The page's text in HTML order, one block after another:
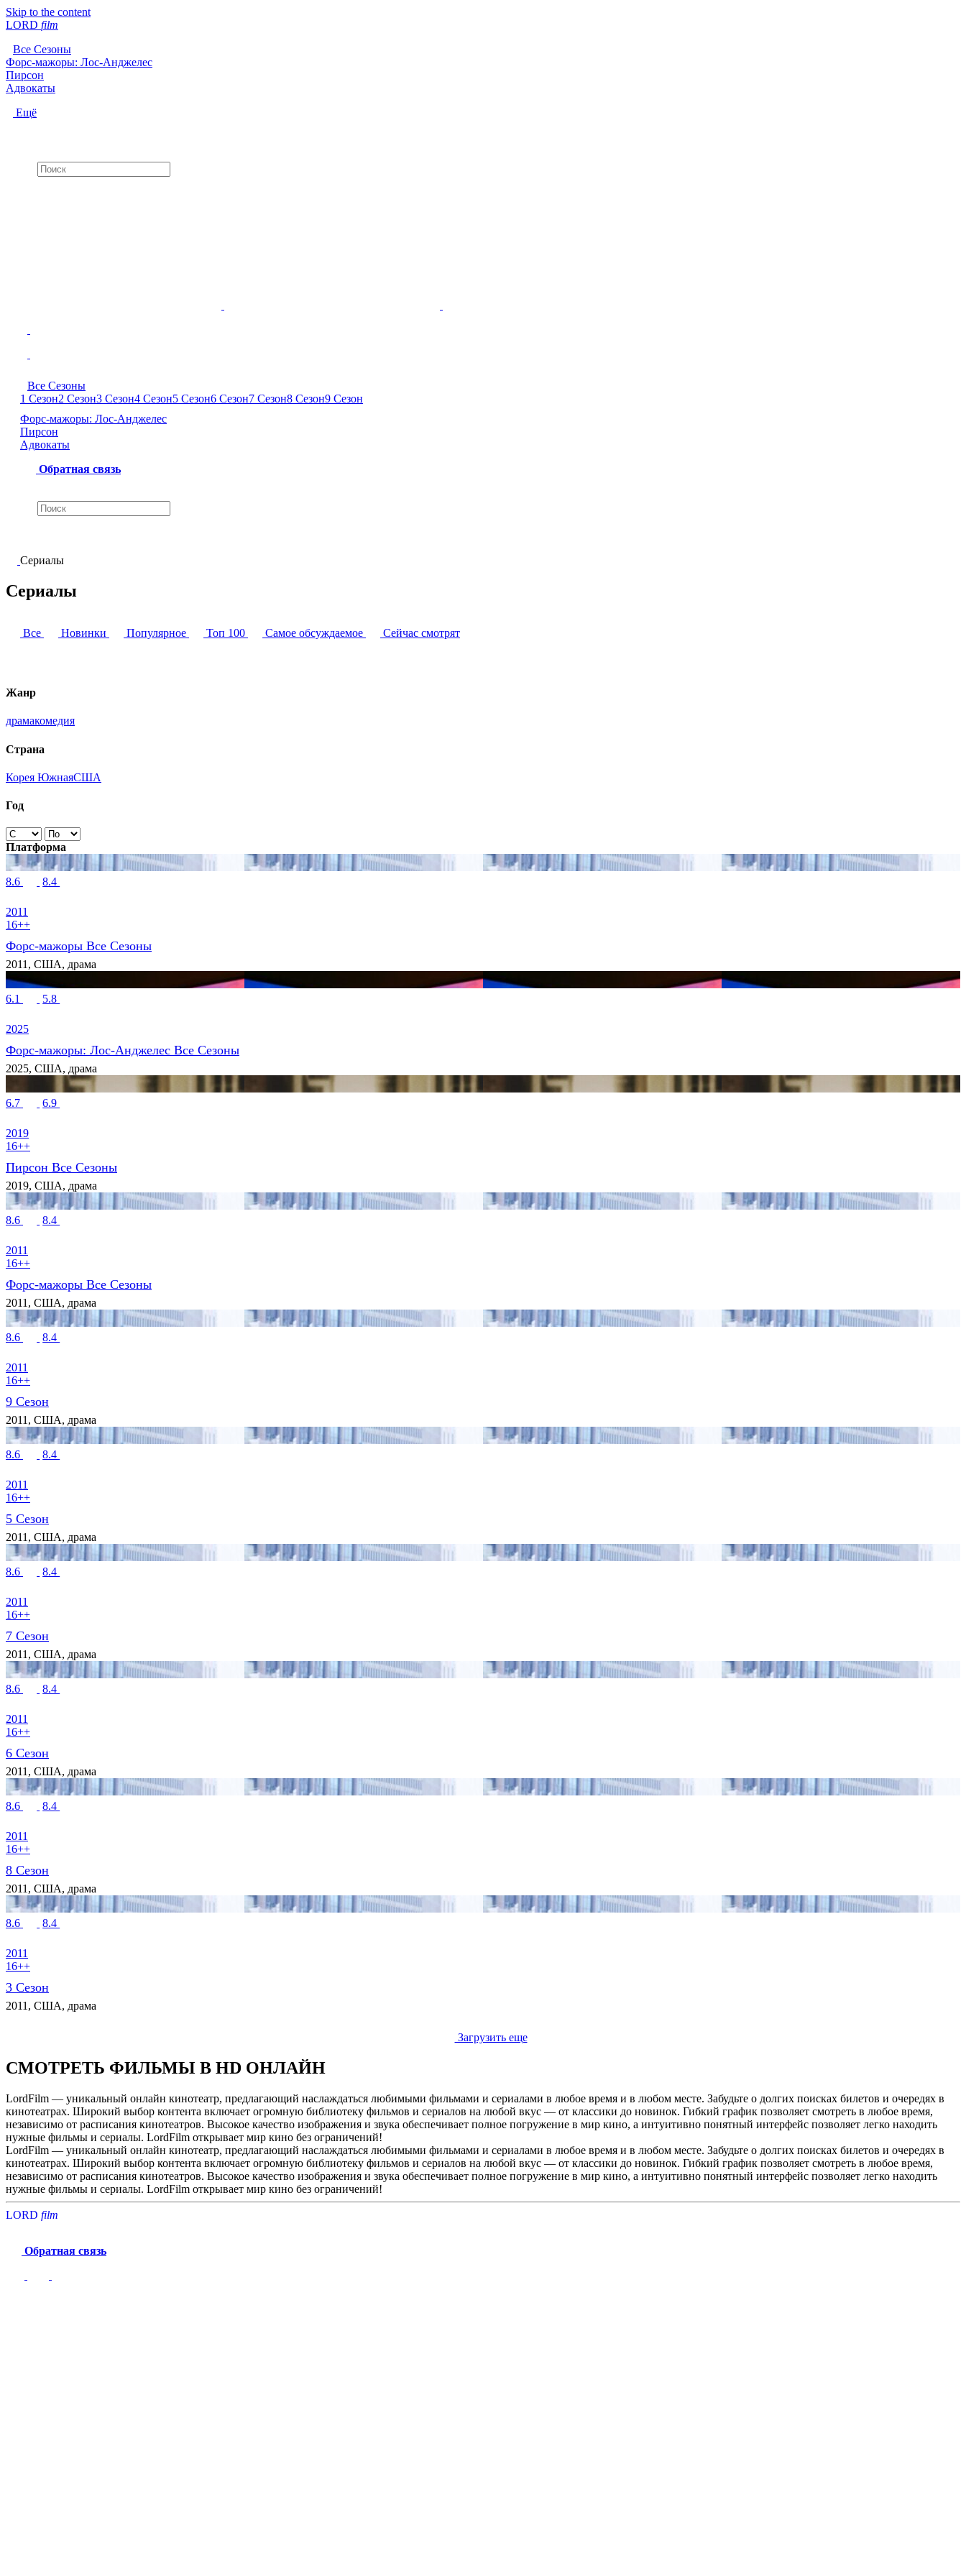
Skip to the content
LORD film
Все Сезоны
Форс-мажоры: Лос-Анджелес
Пирсон
Адвокаты
Ещё
Все Сезоны
1 Сезон2 Сезон3 Сезон4 Сезон5 Сезон6 Сезон7 Сезон8 Сезон9 Сезон
Форс-мажоры: Лос-Анджелес
Пирсон
Адвокаты
Обратная связь
Сериалы
Сериалы
Все Новинки Популярное Топ 100 Самое обсуждаемое Сейчас смотрят
Жанр
драмакомедия
Страна
Корея ЮжнаяСША
Год
Платформа
8.6 8.4
2011
16++
Форс-мажоры Все Сезоны
2011, США, драма
6.1 5.8
2025
Форс-мажоры: Лос-Анджелес Все Сезоны
2025, США, драма
6.7 6.9
2019
16++
Пирсон Все Сезоны
2019, США, драма
8.6 8.4
2011
16++
Форс-мажоры Все Сезоны
2011, США, драма
8.6 8.4
2011
16++
9 Сезон
2011, США, драма
8.6 8.4
2011
16++
5 Сезон
2011, США, драма
8.6 8.4
2011
16++
7 Сезон
2011, США, драма
8.6 8.4
2011
16++
6 Сезон
2011, США, драма
8.6 8.4
2011
16++
8 Сезон
2011, США, драма
8.6 8.4
2011
16++
3 Сезон
2011, США, драма
Загрузить еще
СМОТРЕТЬ ФИЛЬМЫ В HD ОНЛАЙН
LordFilm — уникальный онлайн кинотеатр, предлагающий наслаждаться любимыми фильмами и сериалами в любое время и в любом месте. Забудьте о долгих поисках билетов и очередях в
кинотеатрах. Широкий выбор контента включает огромную библиотеку фильмов и сериалов на любой вкус — от классики до новинок. Гибкий график позволяет смотреть в любое время,
независимо от расписания кинотеатров. Высокое качество изображения и звука обеспечивает полное погружение в мир кино, а интуитивно понятный интерфейс позволяет легко находить
нужные фильмы и сериалы. LordFilm открывает мир кино без ограничений!
LordFilm — уникальный онлайн кинотеатр, предлагающий наслаждаться любимыми фильмами и сериалами в любое время и в любом месте. Забудьте о долгих поисках билетов и очередях в
кинотеатрах. Широкий выбор контента включает огромную библиотеку фильмов и сериалов на любой вкус — от классики до новинок. Гибкий график позволяет смотреть в любое время,
независимо от расписания кинотеатров. Высокое качество изображения и звука обеспечивает полное погружение в мир кино, а интуитивно понятный интерфейс позволяет легко находить
нужные фильмы и сериалы. LordFilm открывает мир кино без ограничений!
LORD film
Обратная связь